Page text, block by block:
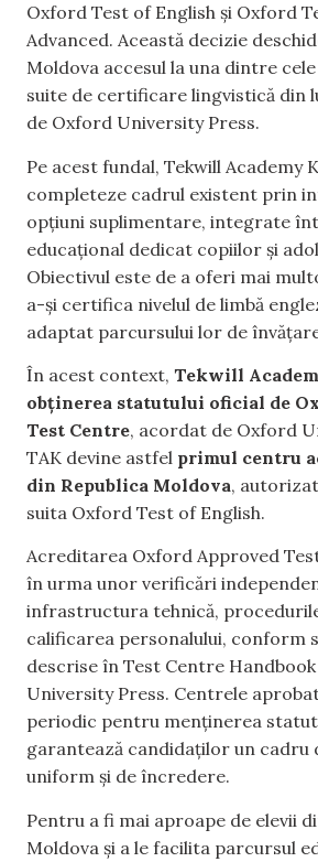
Oxford Test of English și Oxford
Advanced. Această decizie
Moldova accesul la una dintre
suite de certificare lingvistică din
de Oxford University Press.
Pe acest fundal, Tekwill Academy
completeze cadrul existent prin
opțiuni suplimentare, integrate
educațional dedicat copiilor și
Obiectivul este de a oferi mai
a-și certifica nivelul de limbă
adaptat parcursului lor de
În acest context, Tekwill
obținerea statutului oficial de
Test Centre, acordat de Oxford
TAK devine astfel primul centru
din Republica Moldova,
suita Oxford Test of English.
Acreditarea Oxford Approved
în urma unor verificări
infrastructura tehnică,
calificarea personalului, conform
descrise în Test Centre
University Press. Centrele
periodic pentru menținerea
garantează candidaților un cadru
uniform și de încredere.
Pentru a fi mai aproape de elevii
Moldova și a le facilita parcursul